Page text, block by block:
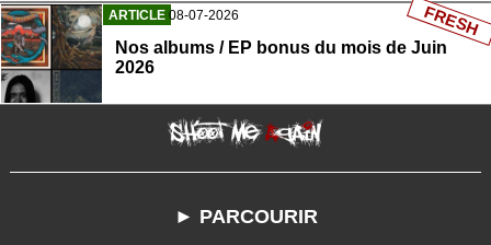
ARTICLE 08-07-2026
Nos albums / EP bonus du mois de Juin
2026
FRESH
► PARCOURIR